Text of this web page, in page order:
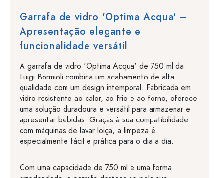
Garrafa de vidro 'Optima Acqua' –
Apresentação elegante e
funcionalidade versátil
A garrafa de vidro 'Optima Acqua' de 750 ml da
Luigi Bormioli combina um acabamento de alta
qualidade com um design intemporal. Fabricada em
vidro resistente ao calor, ao frio e ao forno, oferece
uma solução duradoura e versátil para armazenar e
apresentar bebidas. Graças à sua compatibilidade
com máquinas de lavar loiça, a limpeza é
especialmente fácil e prática para o dia a dia.
Com uma capacidade de 750 ml e uma forma